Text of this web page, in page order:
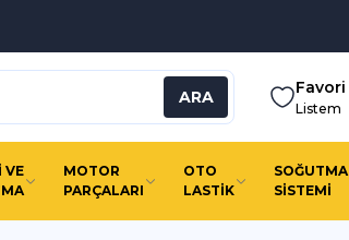
ARA Favori
Listem
VE
MOTOR
PARÇALARI
OTO
LASTİK
SOĞUTMA
SİSTEMİ